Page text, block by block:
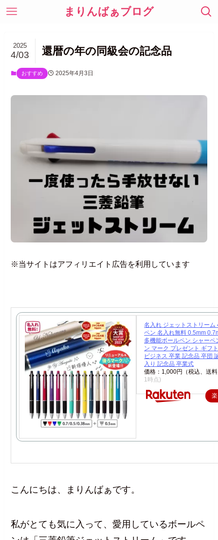
まりんばぁブログ
還暦の年の同級会の記念品
2025
4/03
おすすめ 2025年4月3日
※当サイトはアフィリエイト広告を利用しています
名入れ ジェットストリーム
ペン 名入れ無料 0.5mm
多機能ボールペン シャーペ
ン マーク プレゼント ギフ
ビジネス 卒業 記念品 卒団
入り 記念品 卒業式
価格：1,000円（税込、送
1時点)
こんにちは、まりんばぁです。
私がとても気に入って、愛用しているボールペ